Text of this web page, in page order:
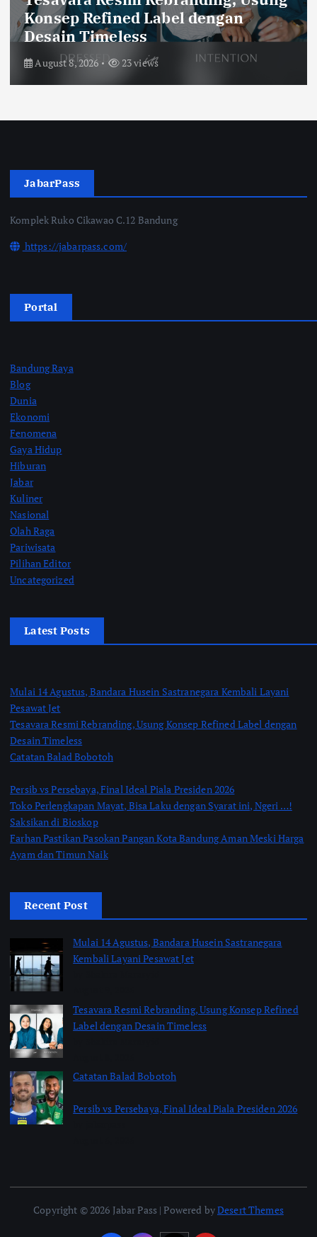
Persib vs Persebaya, Final Ideal
Piala Presiden 2026
August 6, 2026 60 views
JabarPass
Komplek Ruko Cikawao C.12 Bandung
https://jabarpass.com/
Portal
Bandung Raya
Blog
Dunia
Ekonomi
Fenomena
Gaya Hidup
Hiburan
Jabar
Kuliner
Nasional
Olah Raga
Pariwisata
Pilihan Editor
Uncategorized
Latest Posts
Mulai 14 Agustus, Bandara Husein Sastranegara Kembali Layani
Pesawat Jet
Tesavara Resmi Rebranding, Usung Konsep Refined Label dengan
Desain Timeless
Catatan Balad Bobotoh
Persib vs Persebaya, Final Ideal Piala Presiden 2026
Toko Perlengkapan Mayat, Bisa Laku dengan Syarat ini, Ngeri …!
Saksikan di Bioskop
Farhan Pastikan Pasokan Pangan Kota Bandung Aman Meski Harga
Ayam dan Timun Naik
Recent Post
Mulai 14 Agustus, Bandara Husein Sastranegara
Kembali Layani Pesawat Jet
Tesavara Resmi Rebranding, Usung Konsep Refined
Label dengan Desain Timeless
Catatan Balad Bobotoh
Persib vs Persebaya, Final Ideal Piala Presiden 2026
Copyright © 2026 Jabar Pass | Powered byDesert Themes